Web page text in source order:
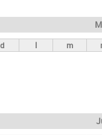
r
c
d l m